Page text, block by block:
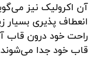
آن اکرولیک نیز
انعطاف پذیری بسیار
راحت خود درون قاب
قاب خود جدا